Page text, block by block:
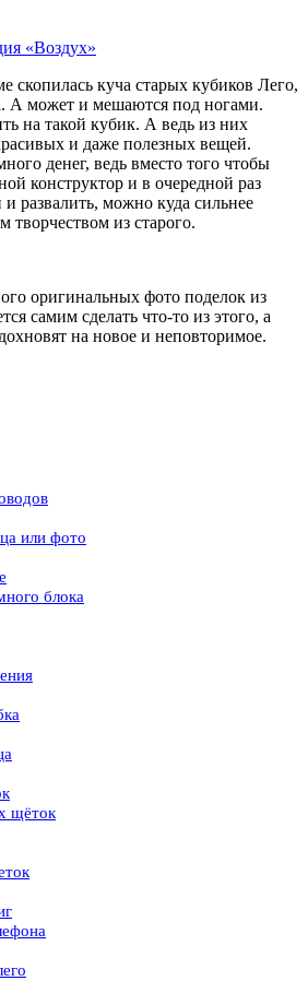
«Воздух»
скопилась куча старых кубиков Лего,
А может и мешаются под ногами.
на такой кубик. А ведь из них
и даже полезных вещей.
денег, ведь вместо того чтобы
конструктор и в очередной раз
развалить, можно куда сильнее
творчеством из старого.
оригинальных фото поделок из
самим сделать что-то из этого, а
на новое и неповторимое.
или фото
блока
щёток